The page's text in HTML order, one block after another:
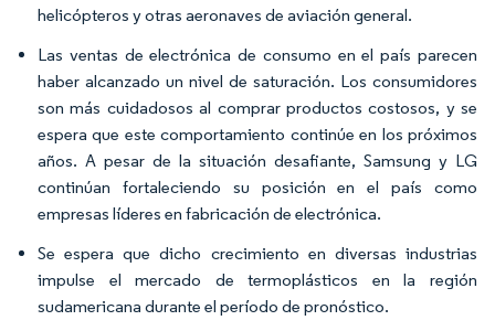
helicópteros y otras aeronaves de aviación general.
Las ventas de electrónica de consumo en el país parecen
haber alcanzado un nivel de saturación. Los consumidores
son más cuidadosos al comprar productos costosos, y se
espera que este comportamiento continúe en los próximos
años. A pesar de la situación desafiante, Samsung y LG
continúan fortaleciendo su posición en el país como
empresas líderes en fabricación de electrónica.
Se espera que dicho crecimiento en diversas industrias
impulse el mercado de termoplásticos en la región
sudamericana durante el período de pronóstico.